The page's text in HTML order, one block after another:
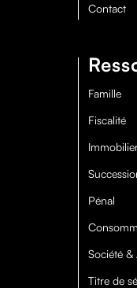
Contact
Famille
Fiscalité
Pénal
Société &
Titre de